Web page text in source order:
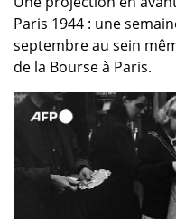
Paris 1944 : une
septembre au sein
de la Bourse à Paris.